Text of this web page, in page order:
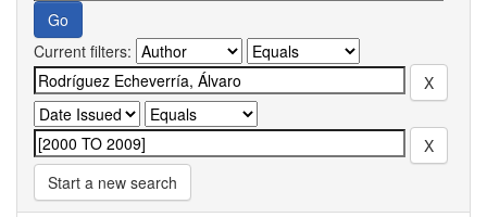
Current filters:
Start a new search